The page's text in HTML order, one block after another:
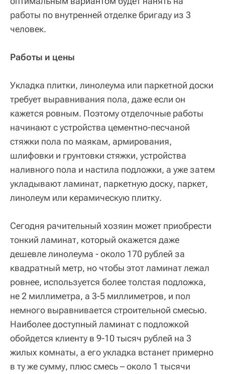
работы по внутренней отделке бригаду из 3
человек.
Работы и цены
Укладка плитки, линолеума или паркетной доски
требует выравнивания пола, даже если он
кажется ровным. Поэтому отделочные работы
начинают с устройства цементно-песчаной
стяжки пола по маякам, армирования,
шлифовки и грунтовки стяжки, устройства
наливного пола и настила подложки, а уже затем
укладывают ламинат, паркетную доску, паркет,
линолеум или керамическую плитку.
Сегодня рачительный хозяин может приобрести
тонкий ламинат, который окажется даже
дешевле линолеума - около 170 рублей за
квадратный метр, но чтобы этот ламинат лежал
ровнее, используется более толстая подложка,
не 2 миллиметра, а 3-5 миллиметров, и пол
немного выравнивается строительной смесью.
Наиболее доступный ламинат с подложкой
обойдется клиенту в 9-10 тысяч рублей на 3
жилых комнаты, а его укладка встанет примерно
в ту же сумму, плюс смесь – около 1 тысячи